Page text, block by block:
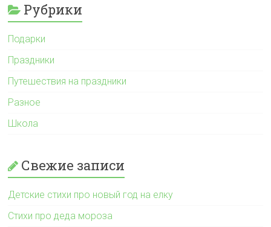
Рубрики
Подарки
Праздники
Путешествия на праздники
Разное
Школа
Свежие записи
Детские стихи про новый год на елку
Стихи про деда мороза